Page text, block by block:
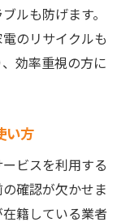
ルも防げます。
のリサイクルも
効率重視の方に
い方
ビスを利用する
確認が欠かせま
籍している業者